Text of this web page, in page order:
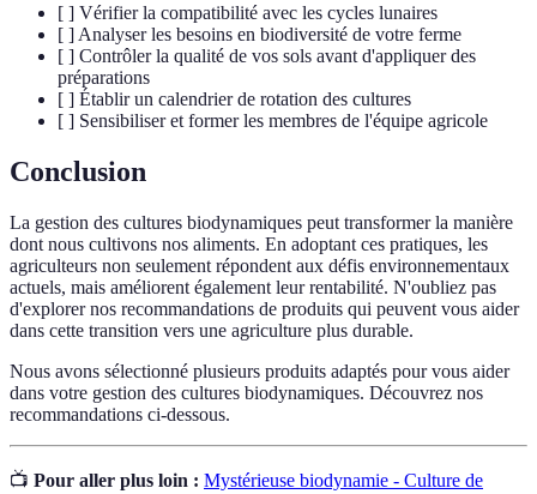
[ ] Vérifier la compatibilité avec les cycles lunaires
[ ] Analyser les besoins en biodiversité de votre ferme
[ ] Contrôler la qualité de vos sols avant d'appliquer des
préparations
[ ] Établir un calendrier de rotation des cultures
[ ] Sensibiliser et former les membres de l'équipe agricole
Conclusion
La gestion des cultures biodynamiques peut transformer la manière
dont nous cultivons nos aliments. En adoptant ces pratiques, les
agriculteurs non seulement répondent aux défis environnementaux
actuels, mais améliorent également leur rentabilité. N'oubliez pas
d'explorer nos recommandations de produits qui peuvent vous aider
dans cette transition vers une agriculture plus durable.
Nous avons sélectionné plusieurs produits adaptés pour vous aider
dans votre gestion des cultures biodynamiques. Découvrez nos
recommandations ci-dessous.
📺 Pour aller plus loin : Mystérieuse biodynamie - Culture de